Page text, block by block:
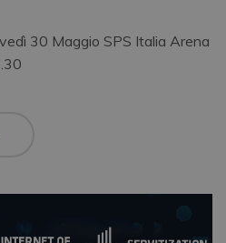
30 Maggio SPS Italia Arena